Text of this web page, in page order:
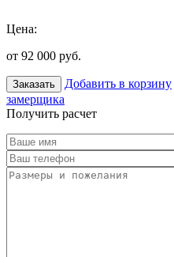
Цена:
от 92 000 руб.
Заказать Добавить в корзину
замерщика
Получить расчет